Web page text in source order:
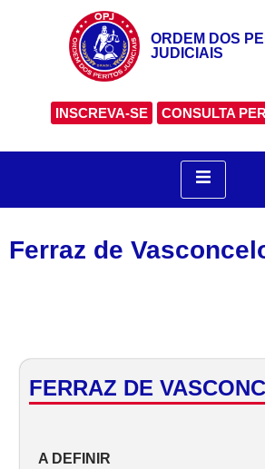
ORDEM DOS
JUDICIAIS
INSCREVA-SE CONSULTA
Ferraz de
FERRAZ DE
A DEFINIR